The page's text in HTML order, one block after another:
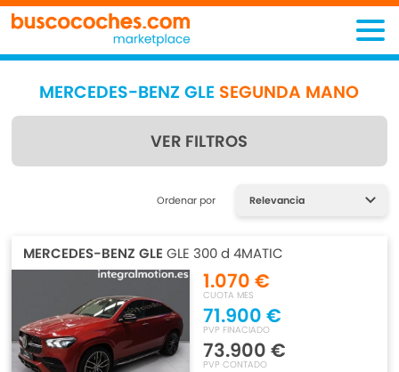
MERCEDES-BENZ GLE SEGUNDA MANO
VER FILTROS
Encuentra lo que estás
Ordenar por
MERCEDES-BENZ GLE GLE 300 d 4MATIC
1.070 €
CUOTA MES
71.900 €
PVP FINACIADO
73.900 €
PVP CONTADO